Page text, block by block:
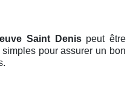
Saint Denis peut être
pour assurer un bon